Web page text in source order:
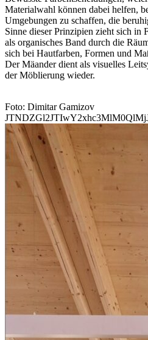
Materialwahl können dabei helfen,
Umgebungen zu schaffen, die
Sinne dieser Prinzipien zieht sich in
als organisches Band durch die
sich bei Hautfarben, Formen und
Der Mäander dient als visuelles
der Möblierung wieder.
Foto: Dimitar Gamizov